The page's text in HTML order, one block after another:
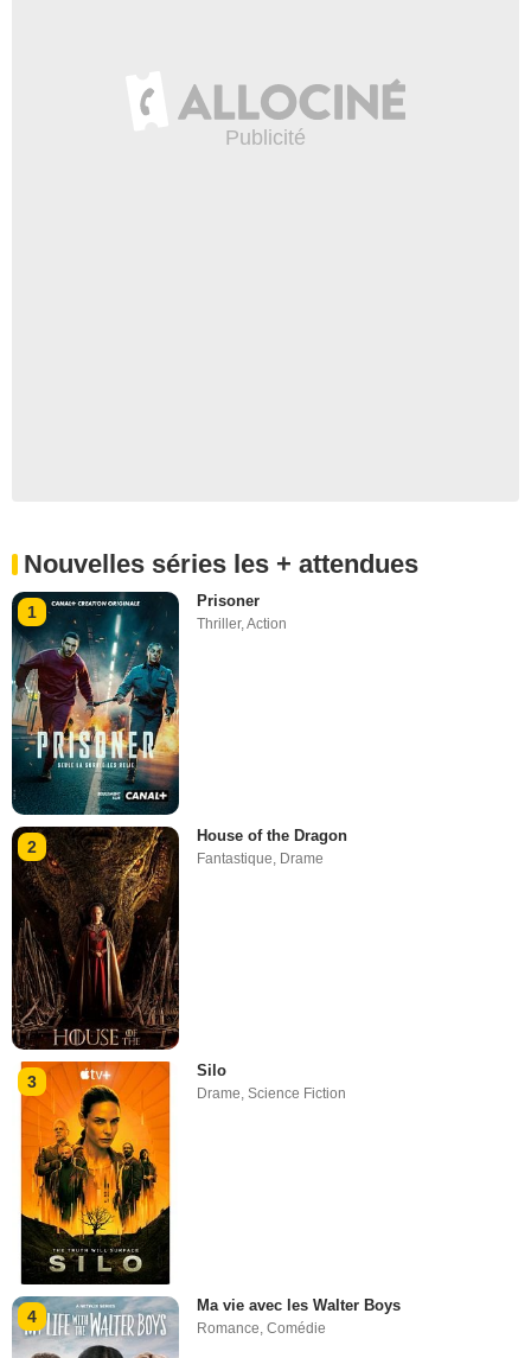
Nouvelles séries les + attendues
1
Prisoner
Thriller,Action
2
House of the Dragon
Fantastique, Drame
3
Silo
Drame,Science Fiction
4
Ma vie avec les Walter Boys
Romance,Comédie